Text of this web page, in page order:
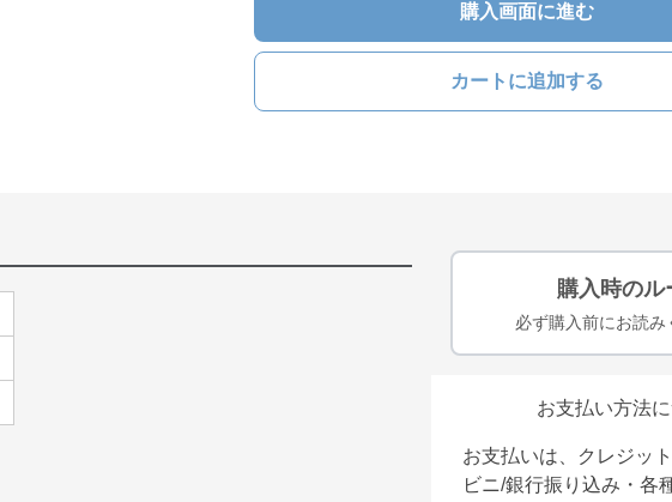
購入画面に進む
カートに追加する
購入時のル
必ず購入前にお読み
お支払い方法
お支払いは、クレジッ
ビニ/銀行振り込み・各